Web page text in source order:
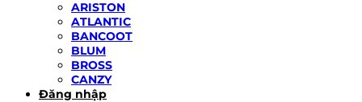
ARISTON
ATLANTIC
BANCOOT
BLUM
BROSS
CANZY
Đăng nhập